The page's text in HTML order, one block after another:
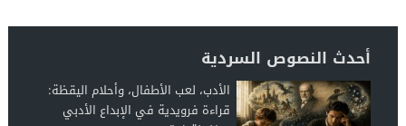
أحدث النصوص السردية
الأدب، لعب الأطفال، وأحلام اليقظة:
قراءة فرويدية في الإبداع الأدبي